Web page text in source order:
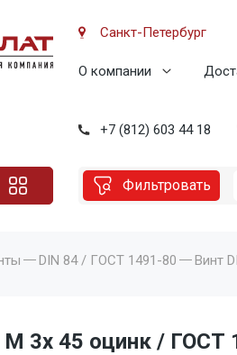
Санкт-Петербург
О компании
+7 (812) 603 44 18
Фильтровать
DIN 84 / ГОСТ 1491-80 Винт
M 3x 45 оцинк / ГОСТ